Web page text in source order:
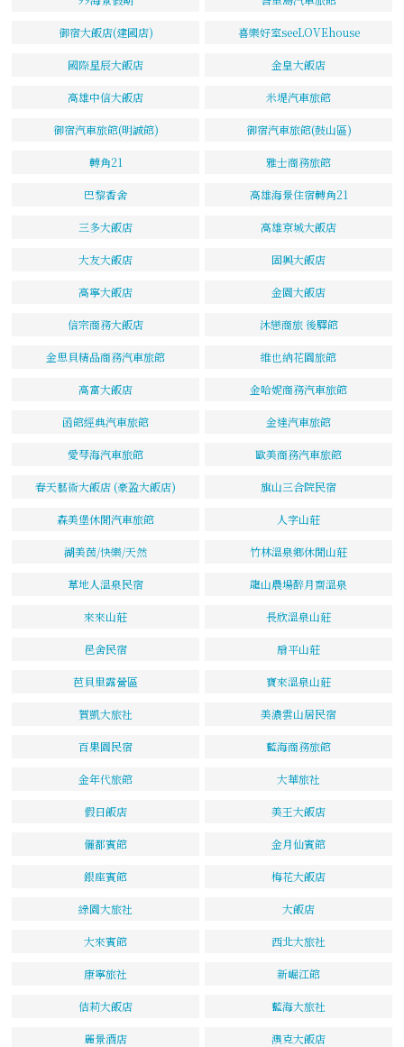
御宿大飯店(建國店) 喜樂好室seeLOVEhouse
國際星辰大飯店 金皇大飯店
高雄中信大飯店 米堤汽車旅館
御宿汽車旅館(明誠館) 御宿汽車旅館(鼓山區)
轉角21 雅士商務旅館
巴黎香舍 高雄海景住宿轉角21
三多大飯店 高雄京城大飯店
大友大飯店 固興大飯店
高寧大飯店 金園大飯店
信宗商務大飯店 沐戀商旅 後驛館
金思貝精品商務汽車旅館 維也納花園旅館
高富大飯店 金哈妮商務汽車旅館
函館經典汽車旅館 金達汽車旅館
愛琴海汽車旅館 歐美商務汽車旅館
春天藝術大飯店 (豪盈大飯店) 旗山三合院民宿
森美堡休閒汽車旅館 人字山莊
湖美茵/快樂/天然 竹林溫泉鄉休閒山莊
草地人溫泉民宿 龍山農場醉月齋溫泉
來來山莊 長欣溫泉山莊
邑舍民宿 扇平山莊
芭貝里露營區 寶來溫泉山莊
賀凱大旅社 美濃雲山居民宿
百果園民宿 藍海商務旅館
金年代旅館 大華旅社
假日飯店 美王大飯店
儷都賓館 金月仙賓館
銀座賓館 梅花大飯店
綠園大旅社 大飯店
大來賓館 西北大旅社
康寧旅社 新崛江館
佶莉大飯店 藍海大旅社
麗景酒店 澳克大飯店